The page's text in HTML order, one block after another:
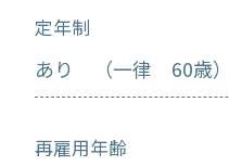
定年制
あり （一律 60歳）
再雇用年齢